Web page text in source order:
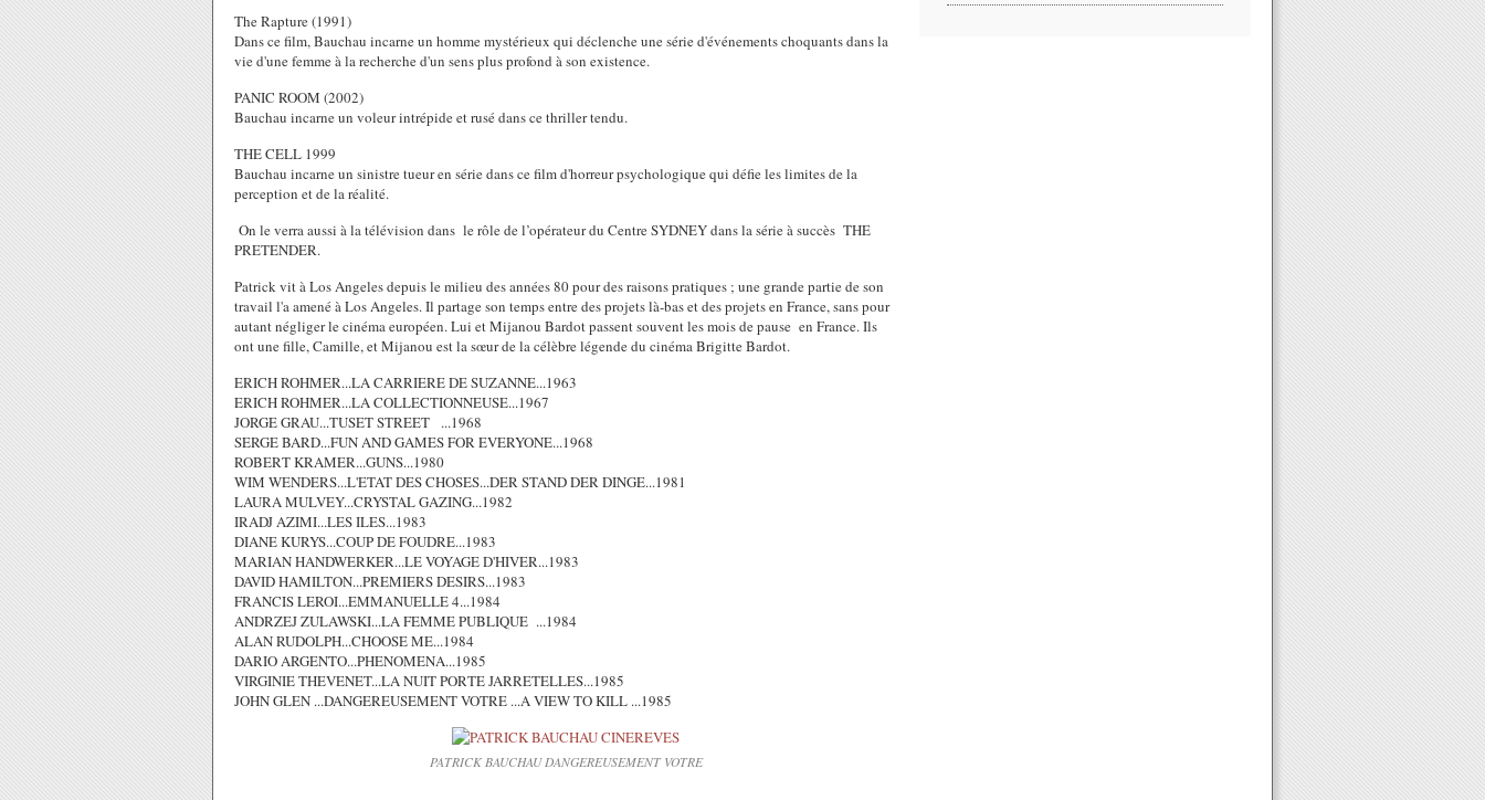
The Rapture (1991)
Dans ce film, Bauchau incarne un homme mystérieux qui déclenche une série d'événements choquants dans la
vie d'une femme à la recherche d'un sens plus profond à son existence.
PANIC ROOM (2002)
Bauchau incarne un voleur intrépide et rusé dans ce thriller tendu.
THE CELL 1999
Bauchau incarne un sinistre tueur en série dans ce film d'horreur psychologique qui défie les limites de la
perception et de la réalité.
On le verra aussi à la télévision dans le rôle de l’opérateur du Centre SYDNEY dans la série à succès THE
PRETENDER.
Patrick vit à Los Angeles depuis le milieu des années 80 pour des raisons pratiques ; une grande partie de son
travail l'a amené à Los Angeles. Il partage son temps entre des projets là-bas et des projets en France, sans pour
autant négliger le cinéma européen. Lui et Mijanou Bardot passent souvent les mois de pause en France. Ils
ont une fille, Camille, et Mijanou est la sœur de la célèbre légende du cinéma Brigitte Bardot.
ERICH ROHMER...LA CARRIERE DE SUZANNE...1963
ERICH ROHMER...LA COLLECTIONNEUSE...1967
JORGE GRAU...TUSET STREET ...1968
SERGE BARD...FUN AND GAMES FOR EVERYONE...1968
ROBERT KRAMER...GUNS...1980
WIM WENDERS...L'ETAT DES CHOSES...DER STAND DER DINGE...1981
LAURA MULVEY...CRYSTAL GAZING...1982
IRADJ AZIMI...LES ILES...1983
DIANE KURYS...COUP DE FOUDRE...1983
MARIAN HANDWERKER...LE VOYAGE D'HIVER...1983
DAVID HAMILTON...PREMIERS DESIRS...1983
FRANCIS LEROI...EMMANUELLE 4...1984
ANDRZEJ ZULAWSKI...LA FEMME PUBLIQUE ...1984
ALAN RUDOLPH...CHOOSE ME...1984
DARIO ARGENTO...PHENOMENA...1985
VIRGINIE THEVENET...LA NUIT PORTE JARRETELLES...1985
JOHN GLEN ...DANGEREUSEMENT VOTRE ...A VIEW TO KILL ...1985
PATRICK BAUCHAU DANGEREUSEMENT VOTRE